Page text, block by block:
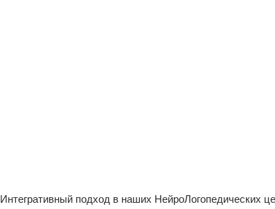
Интегративный подход в наших НейроЛогопедических